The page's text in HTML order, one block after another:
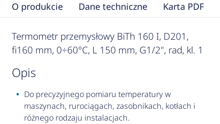
O produkcie Dane techniczne Karta PDF
Termometr przemysłowy BiTh 160 I, D201,
fi160 mm, 0÷60°C, L 150 mm, G1/2", rad, kl. 1
opis
Do precyzyjnego pomiaru temperatury w
maszynach, rurociągach, zasobnikach, kotłach i
różnego rodzaju instalacjach.